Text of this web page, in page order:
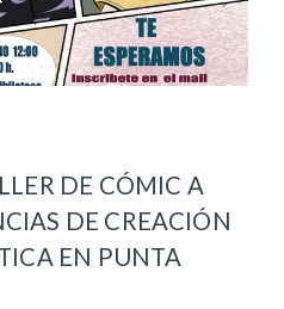
DE CÓMIC A
DE CREACIÓN
EN PUNTA